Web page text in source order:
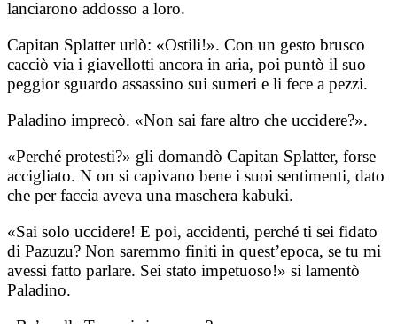
lanciarono addosso a loro.
Capitan Splatter urlò: «Ostili!». Con un gesto brusco
cacciò via i giavellotti ancora in aria, poi puntò il suo
peggior sguardo assassino sui sumeri e li fece a pezzi.
Paladino imprecò. «Non sai fare altro che uccidere?».
«Perché protesti?» gli domandò Capitan Splatter, forse
accigliato. N on si capivano bene i suoi sentimenti, dato
che per faccia aveva una maschera kabuki.
«Sai solo uccidere! E poi, accidenti, perché ti sei fidato
di Pazuzu? Non saremmo finiti in quest’epoca, se tu mi
avessi fatto parlare. Sei stato impetuoso!» si lamentò
Paladino.